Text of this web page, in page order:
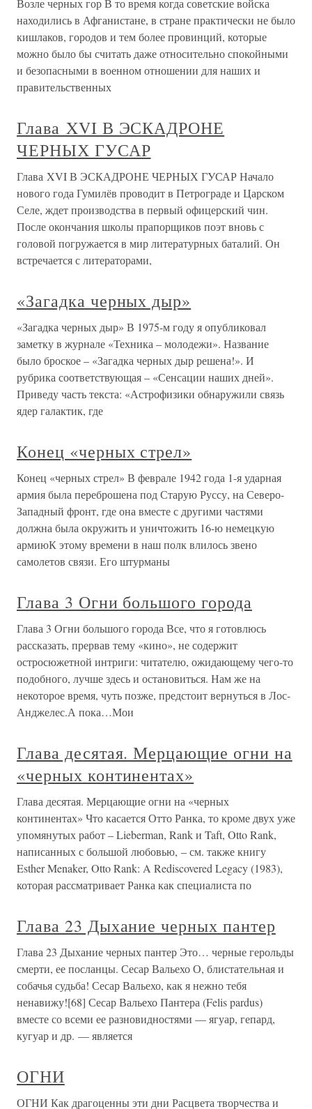
Возле черных гор В то время когда советские войска
находились в Афганистане, в стране практически не было
кишлаков, городов и тем более провинций, которые
можно было бы считать даже относительно спокойными
и безопасными в военном отношении для наших и
правительственных
Глава XVI В ЭСКАДРОНЕ
ЧЕРНЫХ ГУСАР
Глава XVI В ЭСКАДРОНЕ ЧЕРНЫХ ГУСАР Начало
нового года Гумилёв проводит в Петрограде и Царском
Селе, ждет производства в первый офицерский чин.
После окончания школы прапорщиков поэт вновь с
головой погружается в мир литературных баталий. Он
встречается с литераторами,
«Загадка черных дыр»
«Загадка черных дыр» В 1975-м году я опубликовал
заметку в журнале «Техника – молодежи». Название
было броское – «Загадка черных дыр решена!». И
рубрика соответствующая – «Сенсации наших дней».
Приведу часть текста: «Астрофизики обнаружили связь
ядер галактик, где
Конец «черных стрел»
Конец «черных стрел» В феврале 1942 года 1-я ударная
армия была переброшена под Старую Руссу, на Северо-
Западный фронт, где она вместе с другими частями
должна была окружить и уничтожить 16-ю немецкую
армиюК этому времени в наш полк влилось звено
самолетов связи. Его штурманы
Глава 3 Огни большого города
Глава 3 Огни большого города Все, что я готовлюсь
рассказать, прервав тему «кино», не содержит
остросюжетной интриги: читателю, ожидающему чего-то
подобного, лучше здесь и остановиться. Нам же на
некоторое время, чуть позже, предстоит вернуться в Лос-
Анджелес.А пока…Мои
Глава десятая. Мерцающие огни на
«черных континентах»
Глава десятая. Мерцающие огни на «черных
континентах» Что касается Отто Ранка, то кроме двух уже
упомянутых работ – Lieberman, Rank и Taft, Otto Rank,
написанных с большой любовью, – см. также книгу
Esther Menaker, Otto Rank: A Rediscovered Legacy (1983),
которая рассматривает Ранка как специалиста по
Глава 23 Дыхание черных пантер
Глава 23 Дыхание черных пантер Это… черные герольды
смерти, ее посланцы. Сесар Вальехо О, блистательная и
собачья судьба! Сесар Вальехо, как я нежно тебя
ненавижу![68] Сесар Вальехо Пантера (Felis pardus)
вместе со всеми ее разновидностями — ягуар, гепард,
кугуар и др. — является
ОГНИ
ОГНИ Как драгоценны эти дни Расцвета творчества и